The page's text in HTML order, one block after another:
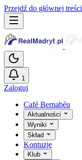
Przejdź do głównej treści
1
Zaloguj
Café Bernabéu
Aktualności
Wyniki
Skład
Kontuzje
Klub